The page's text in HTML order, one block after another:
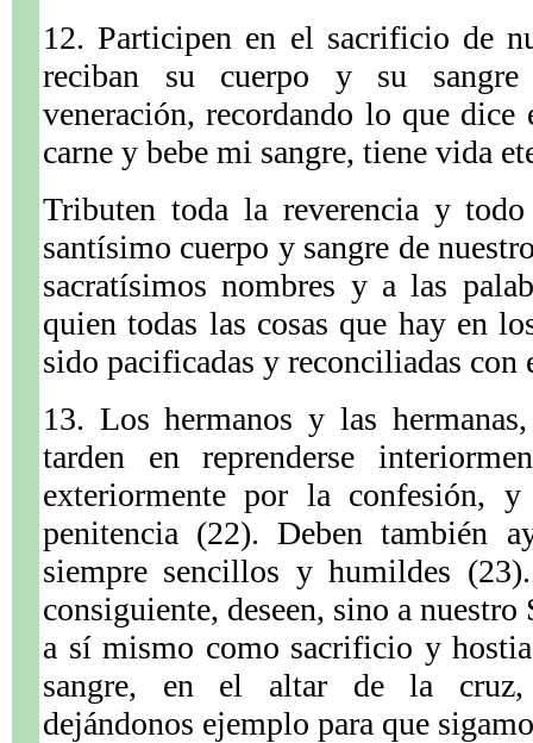
12. Participen en el sacrificio de
reciban su cuerpo y su
veneración, recordando lo que
carne y bebe mi sangre, tiene vida
Tributen toda la reverencia y
santísimo cuerpo y sangre de
sacratísimos nombres y a las
quien todas las cosas que hay en
sido pacificadas y reconciliadas
13. Los hermanos y las
tarden en reprenderse
exteriormente por la confesión,
penitencia (22). Deben también
siempre sencillos y humildes
consiguiente, deseen, sino a
a sí mismo como sacrificio y
sangre, en el altar de la cruz,
dejándonos ejemplo para que